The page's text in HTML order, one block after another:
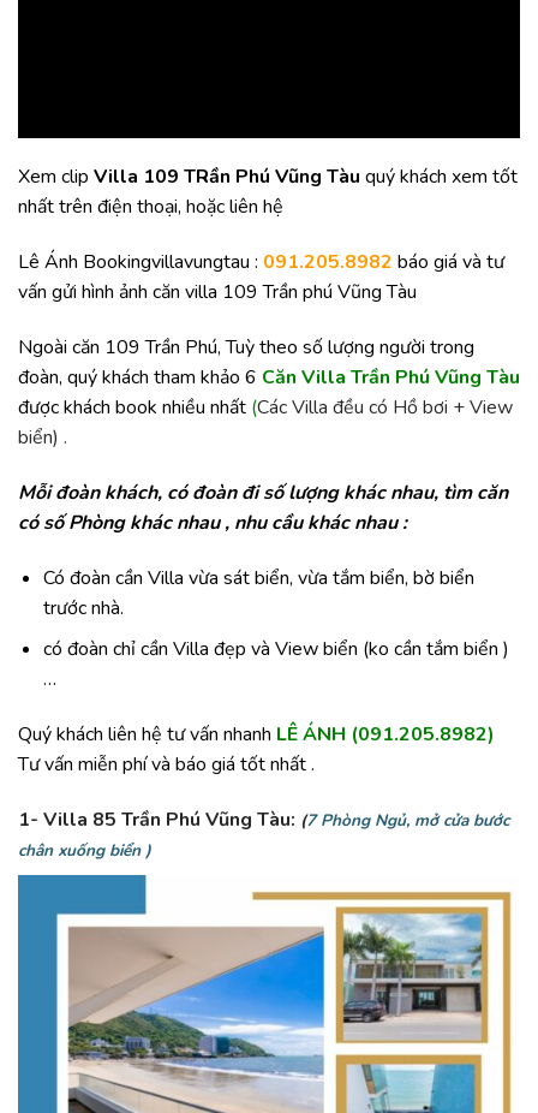
Xem clip Villa 109 TRần Phú Vũng Tàu quý khách xem tốt
nhất trên điện thoại, hoặc liên hệ
Lê Ánh Bookingvillavungtau : 091.205.8982 báo giá và tư
vấn gửi hình ảnh căn villa 109 Trần phú Vũng Tàu
Ngoài căn 109 Trần Phú, Tuỳ theo số lượng người trong
đoàn, quý khách tham khảo 6 Căn Villa Trần Phú Vũng Tàu
được khách book nhiều nhất (Các Villa đều có Hồ bơi + View
biển) .
Mỗi đoàn khách, có đoàn đi số lượng khác nhau, tìm căn
có số Phòng khác nhau , nhu cầu khác nhau :
Có đoàn cần Villa vừa sát biển, vừa tắm biển, bờ biển
trước nhà.
có đoàn chỉ cần Villa đẹp và View biển (ko cần tắm biển )
…
Quý khách liên hệ tư vấn nhanh LÊ ÁNH (091.205.8982)
Tư vấn miễn phí và báo giá tốt nhất .
1- Villa 85 Trần Phú Vũng Tàu: (7 Phòng Ngủ, mở cửa bước
chân xuống biển )